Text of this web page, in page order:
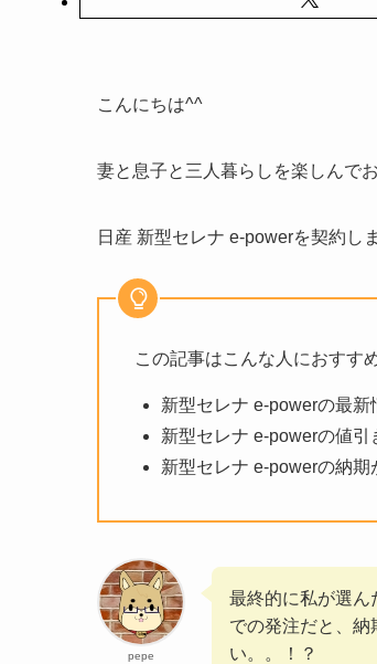
こんにちは^^
妻と息子と三人暮らしを楽しんで
日産 新型セレナ e-powerを契約し
この記事はこんな人におすす
新型セレナ e-powerの最新
新型セレナ e-powerの値引
新型セレナ e-powerの納期
pepe
最終的に私が選ん
での発注だと、
い。。！？